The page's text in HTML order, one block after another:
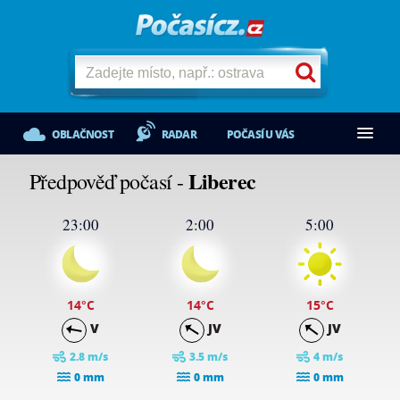
OBLAČNOST RADAR POČASÍ U VÁS
Předpověď počasí -Liberec
23:00
14°C
V
2.8 m/s
0 mm
2:00
14°C
JV
3.5 m/s
0 mm
5:00
15°C
JV
4 m/s
0 mm